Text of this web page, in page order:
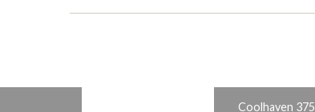
Coolhaven 375